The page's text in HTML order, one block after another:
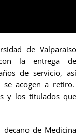
de Valparaíso
la entrega de
de servicio, así
acogen a retiro.
y los titulados que
de Medicina